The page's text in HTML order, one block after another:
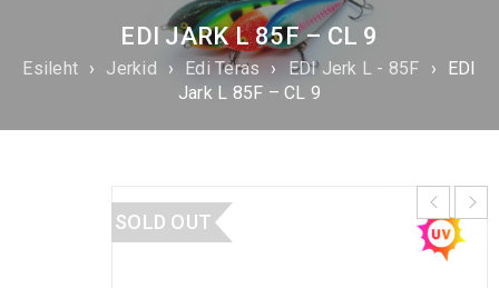
EDI JARK L 85F – CL 9
Esileht › Jerkid › Edi Teras › EDI Jerk L - 85F ›
EDI
Jark L 85F – CL 9
SOLD OUT